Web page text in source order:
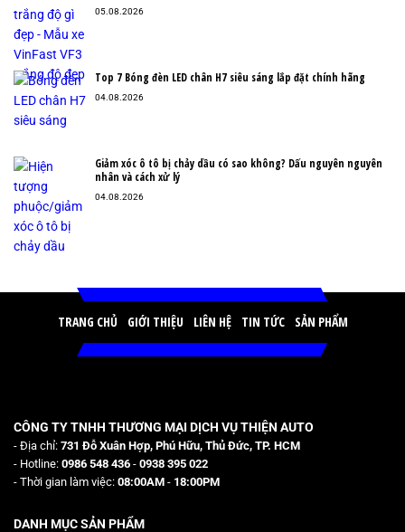
05.08.2026
Top 7 Bóng đèn LED chân H7 siêu sáng lắp đặt chính hãng
04.08.2026
Giảm xóc ô tô bị chảy dầu có sao không? Dấu nguyên nguyên
nhân và cách xử lý
04.08.2026
TRANG CHỦ GIỚI THIỆU LIÊN HỆ TIN TỨC SẢN PHẨM
CÔNG TY TNHH THƯƠNG MẠI DỊCH VỤ THIỆN AUTO
- Địa chỉ: 731 Đỗ Xuân Hợp, Phú Hữu, Thủ Đức, TP. HCM
- Hotline: 0986 548 436 - 0938 395 022
- Thời gian làm việc: 08:00AM - 18:00PM
DANH MỤC SẢN PHẨM